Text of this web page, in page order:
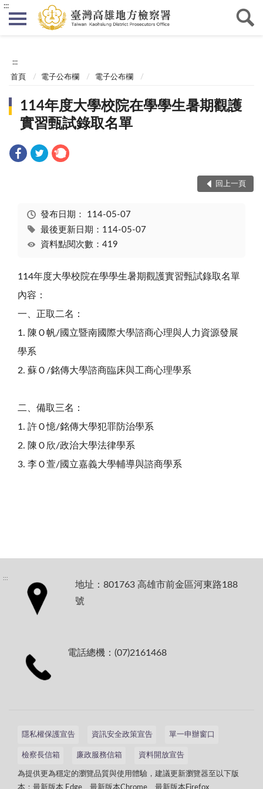
:::
:::
首頁 電子公布欄 電子公布欄
114年度大學校院在學學生暑期觀護
實習甄試錄取名單
回上一頁
發布日期： 114-05-07
最後更新日期：114-05-07
資料點閱次數：419
114年度大學校院在學學生暑期觀護實習甄試錄取名單
內容：
一、正取二名：
1. 陳Ｏ帆/國立暨南國際大學諮商心理與人力資源發展
學系
2. 蘇Ｏ/銘傳大學諮商臨床與工商心理學系
二、備取三名：
1. 許Ｏ憶/銘傳大學犯罪防治學系
2. 陳Ｏ欣/政治大學法律學系
3. 李Ｏ萱/國立嘉義大學輔導與諮商學系
:::
地址：801763 高雄市前金區河東路188
號
電話總機：(07)2161468
隱私權保護宣告 資訊安全政策宣告 單一申辦窗口
檢察長信箱 廉政服務信箱 資料開放宣告
為提供更為穩定的瀏覽品質與使用體驗，建議更新瀏覽器至以下版